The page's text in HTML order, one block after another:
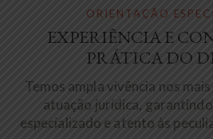
ORIENTAÇÃO
EXPERIÊNCIA E
PRÁTICA DO
Temos ampla vivência nos
atuação jurídica,
especializado e atento às